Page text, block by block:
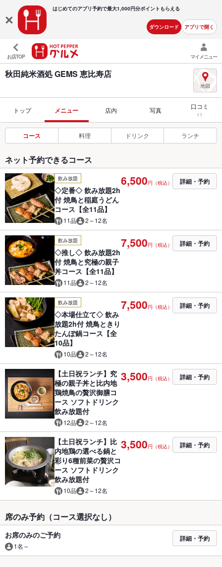
はじめてのアプリ予約で最大1,000円分ポイントもらえる
ダウンロード アプリで開く
お店TOP マイメニュー
秋田純米酒処 GEMS 恵比寿店
トップ メニュー 店内 写真 口コミ
11
コース 料理 ドリンク ランチ
ネット予約できるコース
飲み放題
◇定番◇ 飲み放題2h
付 焼鳥と稲庭うどん
コース【全11品】
11品 2～12名
6,500円（税込） 詳細・予約
飲み放題
◇推し◇ 飲み放題2h
付 焼鳥と究極の親子
丼コース【全11品】
11品 2～12名
7,500円（税込） 詳細・予約
飲み放題
◇本場仕立て◇ 飲み
放題2h付 焼鳥ときり
たんぽ鍋コース【全
10品】
10品 2～12名
7,500円（税込） 詳細・予約
【土日祝ランチ】究
極の親子丼と比内地
鶏焼鳥の贅沢御膳コ
ース ソフトドリンク
飲み放題付
12品 2～12名
3,500円（税込） 詳細・予約
【土日祝ランチ】比
内地鶏の選べる鍋と
彩り6種前菜の贅沢コ
ース ソフトドリンク
飲み放題付
10品 2～12名
3,500円（税込） 詳細・予約
席のみ予約（コース選択なし）
お席のみのご予約
1名～
詳細・予約